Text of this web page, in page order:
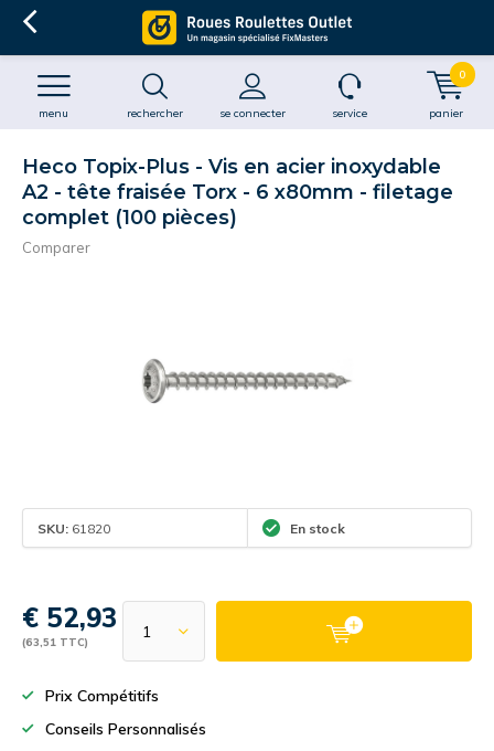
rechercher se connecter
menu service panier
0
Heco Topix-Plus - Vis en acier inoxydable
A2 - tête fraisée Torx - 6 x80mm - filetage
complet (100 pièces)
Comparer
SKU: 61820 En stock
€ 52,93
(63,51 TTC)
Prix Compétitifs
Conseils Personnalisés